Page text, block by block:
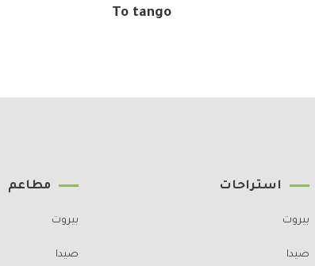
To tango
استراحات
بيروت
صيدا
مطاعم
بيروت
صيدا